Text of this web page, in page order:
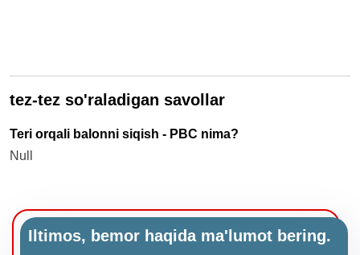
tez-tez so'raladigan savollar
Teri orqali balonni siqish - PBC nima?
Null
Iltimos, bemor haqida ma'lumot bering.